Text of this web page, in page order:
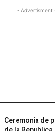
- Advertisment
Ceremonia de